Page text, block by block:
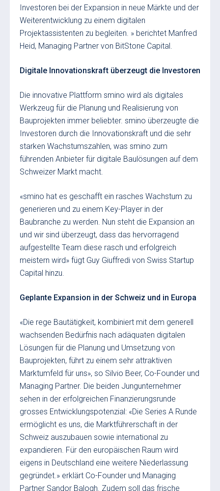
Investoren bei der Expansion in neue Märkte und der
Weiterentwicklung zu einem digitalen
Projektassistenten zu begleiten. » berichtet Manfred
Heid, Managing Partner von BitStone Capital.
Digitale Innovationskraft überzeugt die Investoren
Die innovative Plattform smino wird als digitales
Werkzeug für die Planung und Realisierung von
Bauprojekten immer beliebter. smino überzeugte die
Investoren durch die Innovationskraft und die sehr
starken Wachstumszahlen, was smino zum
führenden Anbieter für digitale Baulösungen auf dem
Schweizer Markt macht.
«smino hat es geschafft ein rasches Wachstum zu
generieren und zu einem Key-Player in der
Baubranche zu werden. Nun steht die Expansion an
und wir sind überzeugt, dass das hervorragend
aufgestellte Team diese rasch und erfolgreich
meistern wird» fügt Guy Giuffredi von Swiss Startup
Capital hinzu.
Geplante Expansion in der Schweiz und in Europa
«Die rege Bautätigkeit, kombiniert mit dem generell
wachsenden Bedürfnis nach adäquaten digitalen
Lösungen für die Planung und Umsetzung von
Bauprojekten, führt zu einem sehr attraktiven
Marktumfeld für uns», so Silvio Beer, Co-Founder und
Managing Partner. Die beiden Jungunternehmer
sehen in der erfolgreichen Finanzierungsrunde
grosses Entwicklungspotenzial: «Die Series A Runde
ermöglicht es uns, die Marktführerschaft in der
Schweiz auszubauen sowie international zu
expandieren. Für den europäischen Raum wird
eigens in Deutschland eine weitere Niederlassung
gegründet.» erklärt Co-Founder und Managing
Partner Sandor Balogh. Zudem soll das frische